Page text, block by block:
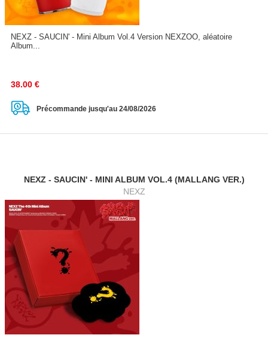
NEXZ - SAUCIN' - Mini Album Vol.4 Version NEXZOO, aléatoire
Album...
38.00 €
Précommande jusqu'au 24/08/2026
NEXZ - SAUCIN' - MINI ALBUM VOL.4 (MALLANG VER.)
NEXZ